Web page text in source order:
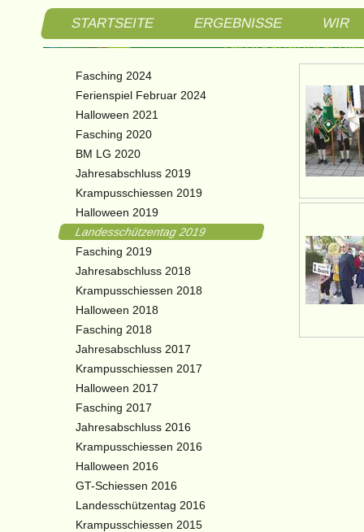
STARTSEITE ERGEBNISSE WIR
3.
Fasching 2024
Ferienspiel Februar 2024
Halloween 2021
Fasching 2020
BM LG 2020
Jahresabschluss 2019
Krampusschiessen 2019
Halloween 2019
Landesschützentag 2019
Fasching 2019
Jahresabschluss 2018
Krampusschiessen 2018
Halloween 2018
Fasching 2018
Jahresabschluss 2017
Krampusschiessen 2017
Halloween 2017
Fasching 2017
Jahresabschluss 2016
Krampusschiessen 2016
Halloween 2016
GT-Schiessen 2016
Landesschützentag 2016
Krampusschiessen 2015